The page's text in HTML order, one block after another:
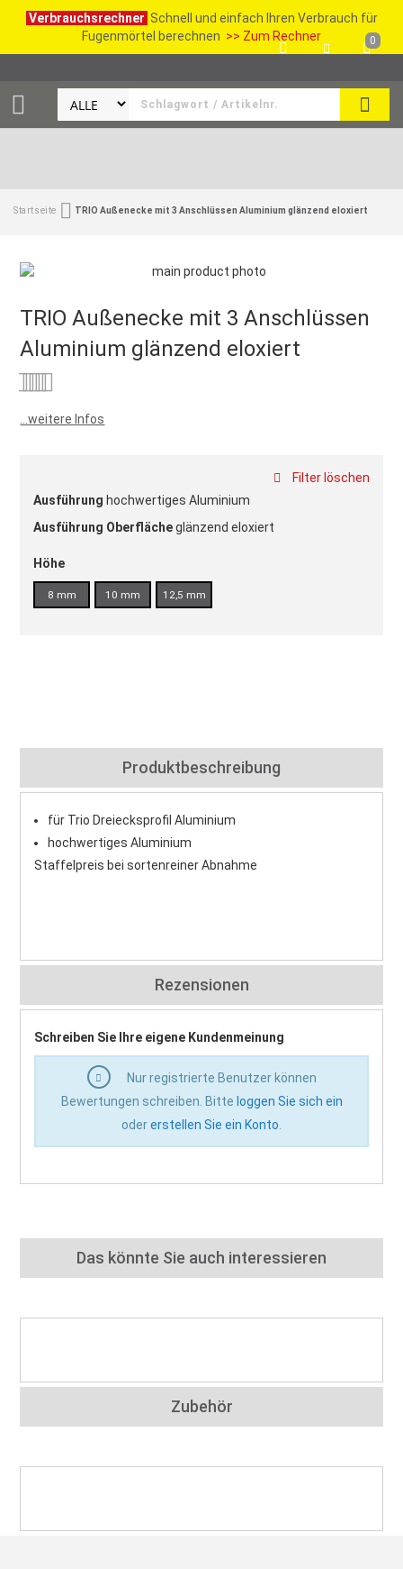
Verbrauchsrechner Schnell und einfach Ihren Verbrauch für
Fugenmörtel berechnen >> Zum Rechner
SUCHE
0
Startseite TRIO Außenecke mit 3 Anschlüssen Aluminium glänzend eloxiert
TRIO Außenecke mit 3 Anschlüssen
Aluminium glänzend eloxiert
...weitere Infos
Filter löschen
Höhe
8 mm 10 mm 12,5 mm
Ausführung hochwertiges Aluminium
Ausführung Oberflächeglänzend eloxiert
Produktbeschreibung
für Trio Dreiecksprofil Aluminium
hochwertiges Aluminium
Staffelpreis bei sortenreiner Abnahme
Rezensionen
Schreiben Sie Ihre eigene Kundenmeinung
Nur registrierte Benutzer können
Bewertungen schreiben. Bitte loggen Sie sich ein
odererstellen Sie ein Konto
Das könnte Sie auch interessieren
Zubehör